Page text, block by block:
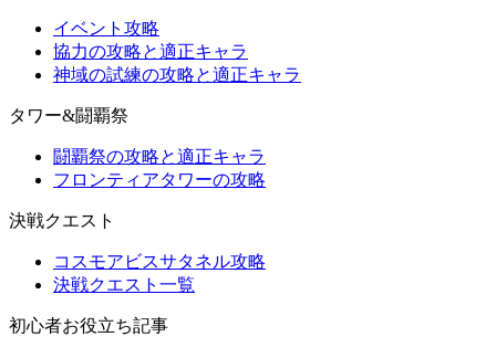
イベント攻略
協力の攻略と適正キャラ
神域の試練の攻略と適正キャラ
タワー&闘覇祭
闘覇祭の攻略と適正キャラ
フロンティアタワーの攻略
決戦クエスト
コスモアビスサタネル攻略
決戦クエスト一覧
初心者お役立ち記事